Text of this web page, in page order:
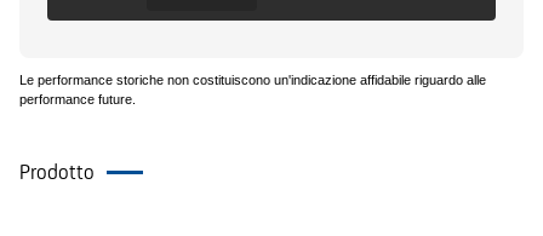
Le performance storiche non costituiscono un'indicazione affidabile riguardo alle
performance future.
Prodotto